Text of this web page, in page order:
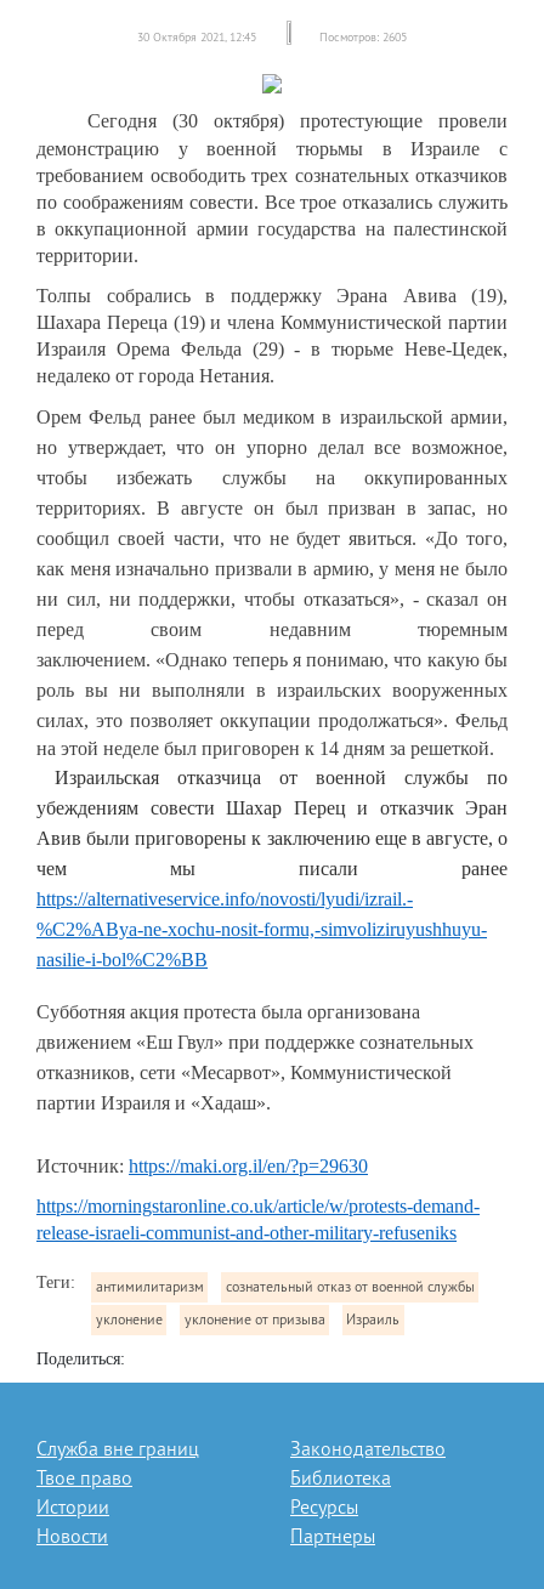
30 Октября 2021, 12:45 Посмотров: 2605
Сегодня (30 октября) протестующие провели
демонстрацию у военной тюрьмы в Израиле с
требованием освободить трех сознательных отказчиков
по соображениям совести. Все трое отказались служить
в оккупационной армии государства на палестинской
территории.
Толпы собрались в поддержку Эрана Авива (19),
Шахара Переца (19) и члена Коммунистической партии
Израиля Орема Фельда (29) - в тюрьме Неве-Цедек,
недалеко от города Нетания.
Орем Фельд ранее был медиком в израильской армии,
но утверждает, что он упорно делал все возможное,
чтобы избежать службы на оккупированных
территориях. В августе он был призван в запас, но
сообщил своей части, что не будет явиться. «До того,
как меня изначально призвали в армию, у меня не было
ни сил, ни поддержки, чтобы отказаться», - сказал он
перед своим недавним тюремным
заключением. «Однако теперь я понимаю, что какую бы
роль вы ни выполняли в израильских вооруженных
силах, это позволяет оккупации продолжаться». Фельд
на этой неделе был приговорен к 14 дням за решеткой.
Израильская отказчица от военной службы по
убеждениям совести Шахар Перец и отказчик Эран
Авив были приговорены к заключению еще в августе, о
чем мы писали ранее
https://alternativeservice.info/novosti/lyudi/izrail.-
%C2%ABya-ne-xochu-nosit-formu,-simvoliziruyushhuyu-
nasilie-i-bol%C2%BB
Субботняя акция протеста была организована
движением «Еш Гвул» при поддержке сознательных
отказников, сети «Месарвот», Коммунистической
партии Израиля и «Хадаш».
Источник: https://maki.org.il/en/?p=29630
https://morningstaronline.co.uk/article/w/protests-demand-
release-israeli-communist-and-other-military-refuseniks
Теги: антимилитаризм
сознательный отказ от военной службы
уклонение
уклонение от призыва Израиль
Поделиться:
Служба вне границ
Твое право
Истории
Новости
Законодательство
Библиотека
Ресурсы
Партнеры